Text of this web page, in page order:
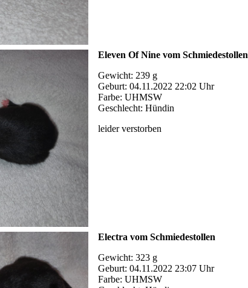
Eleven Of Nine vom Schmiedestollen
Gewicht: 239 g
Geburt: 04.11.2022 22:02 Uhr
Farbe: UHMSW
Geschlecht: Hündin
leider verstorben
Electra vom Schmiedestollen
Gewicht: 323 g
Geburt: 04.11.2022 23:07 Uhr
Farbe: UHMSW